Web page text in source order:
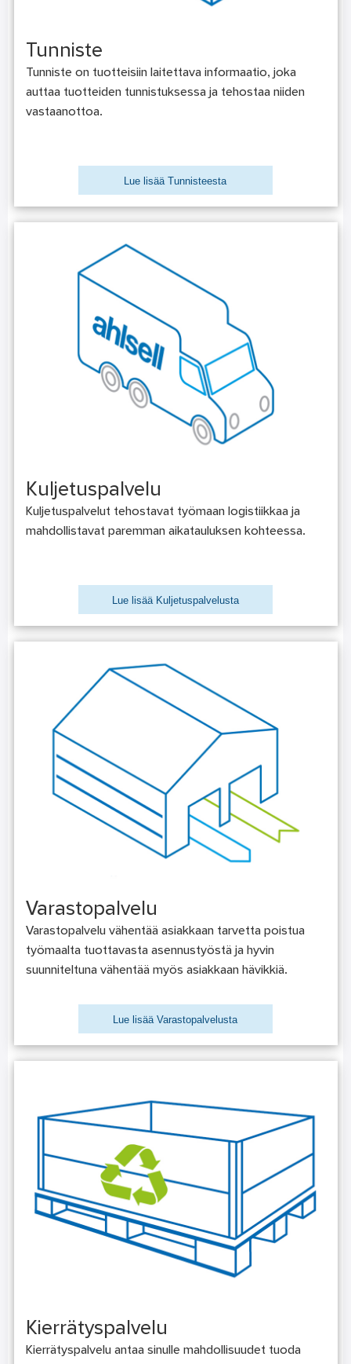
Tunniste
Tunniste on tuotteisiin laitettava informaatio, joka
auttaa tuotteiden tunnistuksessa ja tehostaa niiden
vastaanottoa.
Lue lisää Tunnisteesta
Kuljetuspalvelu
Kuljetuspalvelut tehostavat työmaan logistiikkaa ja
mahdollistavat paremman aikatauluksen kohteessa.
Lue lisää Kuljetuspalvelusta
Varastopalvelu
Varastopalvelu vähentää asiakkaan tarvetta poistua
työmaalta tuottavasta asennustyöstä ja hyvin
suunniteltuna vähentää myös asiakkaan hävikkiä.
Lue lisää Varastopalvelusta
Kierrätyspalvelu
Kierrätyspalvelu antaa sinulle mahdollisuudet tuoda